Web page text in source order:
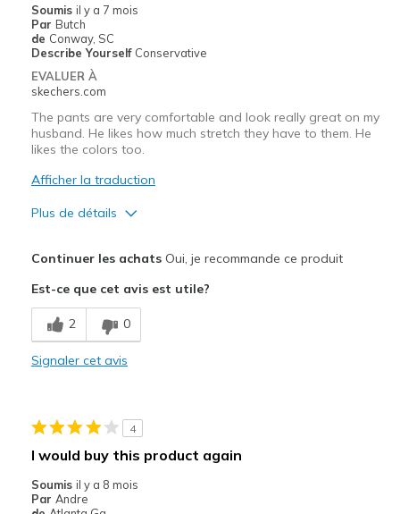
Les meilleures utilisations
Casual Wear
Travel
Width
Feels too wide
Sizing
Feels true to size
Soumis il y a 7 mois
Par Butch
de Conway, SC
Describe Yourself Conservative
EVALUER À
skechers.com
The pants are very comfortable and look really great on my
husband. He likes how much stretch they have to them. He
likes the colors too.
Afficher la traduction
Plus de détails
Breathe Well
Comfortable
Going Out
Continuer les achatsOui, je recommande ce produit
Est-ce que cet avis est utile?
2 0
Signaler cet avis
4
I would buy this product again
Soumis il y a 8 mois
Par Andre